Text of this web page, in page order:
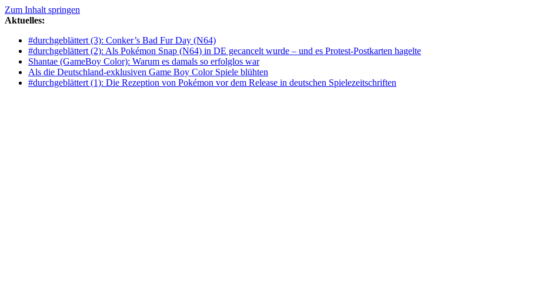
Zum Inhalt springen
Aktuelles:
#durchgeblättert (3): Conker’s Bad Fur Day (N64)
#durchgeblättert (2): Als Pokémon Snap (N64) in DE gecancelt wurde – und es Protest-Postkarten hagelte
Shantae (GameBoy Color): Warum es damals so erfolglos war
Als die Deutschland-exklusiven Game Boy Color Spiele blühten
#durchgeblättert (1): Die Rezeption von Pokémon vor dem Release in deutschen Spielezeitschriften